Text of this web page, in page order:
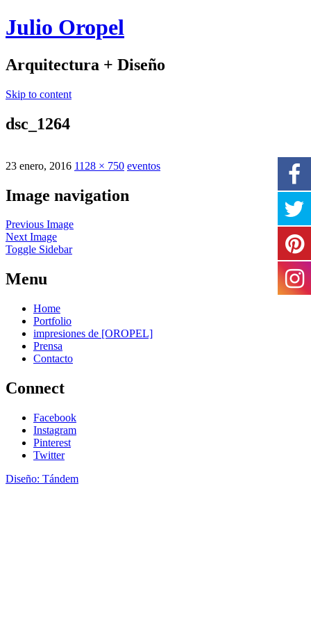
Julio Oropel
Arquitectura + Diseño
Skip to content
dsc_1264
23 enero, 2016 1128 × 750 eventos
Image navigation
Previous Image
Next Image
Toggle Sidebar
Menu
Home
Portfolio
impresiones de [OROPEL]
Prensa
Contacto
Connect
Facebook
Instagram
Pinterest
Twitter
Diseño: Tándem